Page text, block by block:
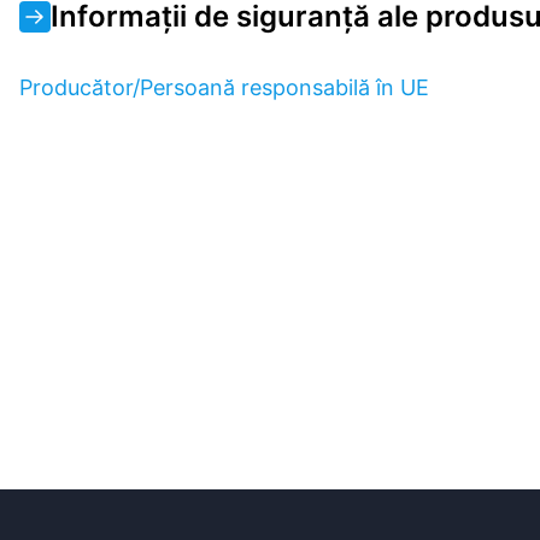
Informații de siguranță ale
Producător/Persoană responsabilă în UE